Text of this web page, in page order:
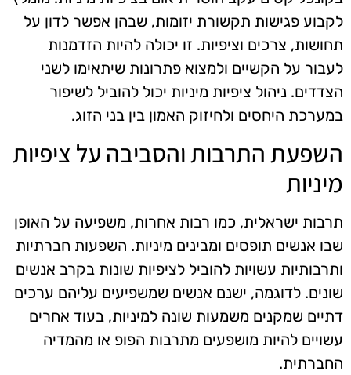
לקבוע פגישות תקשורת יזומות, שבהן אפשר לדון על
תחושות, צרכים וציפיות. זו יכולה להיות הזדמנות
לעבור על הקשיים ולמצוא פתרונות שיתאימו לשני
הצדדים. ניהול ציפיות מיניות יכול להוביל לשיפור
במערכת היחסים ולחיזוק האמון בין בני הזוג.
השפעת התרבות והסביבה על ציפיות
מיניות
תרבות ישראלית, כמו רבות אחרות, משפיעה על האופן
שבו אנשים תופסים ומבינים מיניות. השפעות חברתיות
ותרבותיות עשויות להוביל לציפיות שונות בקרב אנשים
שונים. לדוגמה, ישנם אנשים שמשפיעים עליהם ערכים
דתיים שמקנים משמעות שונה למיניות, בעוד אחרים
עשויים להיות מושפעים מתרבות הפופ או מהמדיה
החברתית.